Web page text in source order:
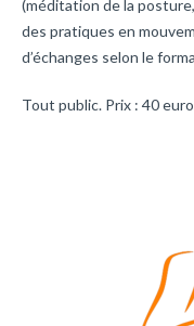
(méditation de la
des pratiques en
d’échanges selon le
Tout public. Prix : 40